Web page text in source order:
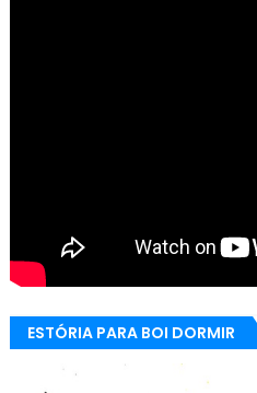
ESTÓRIA PARA BOI DORMIR